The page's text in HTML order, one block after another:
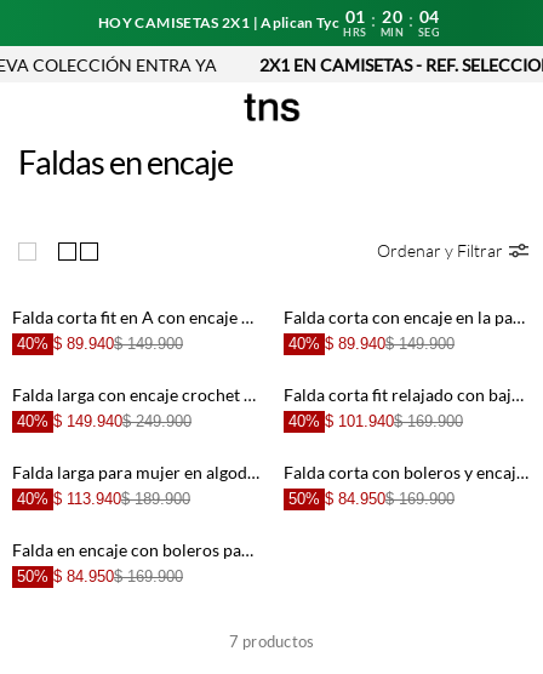
HOY CAMISETAS 2X1 | Aplican Tyc 01
HRS
: 20
MIN
: 03
SEG
COLECCIÓN ENTRA YA 2X1 EN CAMISETAS - REF.
Faldas en encaje
Ordenar y Filtrar
Falda corta fit en A con encaje floral de punto beige y marrón para mujer
40% $ 89.940$ 149.900
Falda corta con encaje en la parte inferior blanco para mujer
40% $ 89.940$ 149.900
Falda larga con encaje crochet floral de algodón marfil para mujer
40% $ 149.940$ 249.900
Falda corta fit relajado con bajo abullonado en encaje blanco para mujer
40% $ 101.940$ 169.900
Falda larga para mujer en algodón amarillo pastel fit fluido con encaje floral
40% $ 113.940$ 189.900
Falda corta con boleros y encaje crudo para mujer
50% $ 84.950$ 169.900
Falda en encaje con boleros para mujer
50% $ 84.950$ 169.900
7 productos